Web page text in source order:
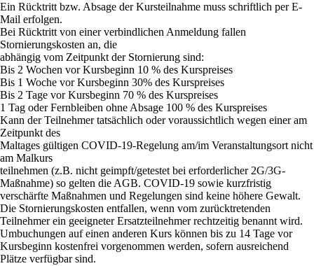
Ein Rücktritt bzw. Absage der Kursteilnahme muss schriftlich per E-
Mail erfolgen.
Bei Rücktritt von einer verbindlichen Anmeldung fallen
Stornierungskosten an, die
abhängig vom Zeitpunkt der Stornierung sind:
Bis 2 Wochen vor Kursbeginn 10 % des Kurspreises
Bis 1 Woche vor Kursbeginn 30% des Kurspreises
Bis 2 Tage vor Kursbeginn 70 % des Kurspreises
1 Tag oder Fernbleiben ohne Absage 100 % des Kurspreises
Kann der Teilnehmer tatsächlich oder voraussichtlich wegen einer am
Zeitpunkt des
Maltages gültigen COVID-19-Regelung am/im Veranstaltungsort nicht
am Malkurs
teilnehmen (z.B. nicht geimpft/getestet bei erforderlicher 2G/3G-
Maßnahme) so gelten die AGB. COVID-19 sowie kurzfristig
verschärfte Maßnahmen und Regelungen sind keine höhere Gewalt.
Die Stornierungskosten entfallen, wenn vom zurücktretenden
Teilnehmer ein geeigneter Ersatzteilnehmer rechtzeitig benannt wird.
Umbuchungen auf einen anderen Kurs können bis zu 14 Tage vor
Kursbeginn kostenfrei vorgenommen werden, sofern ausreichend
Plätze verfügbar sind.